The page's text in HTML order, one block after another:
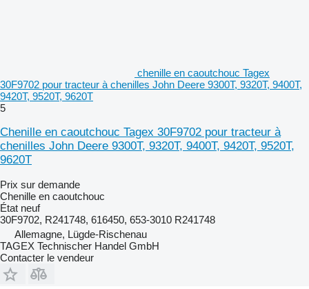
chenille en caoutchouc Tagex
30F9702 pour tracteur à chenilles John Deere 9300T, 9320T, 9400T,
9420T, 9520T, 9620T
5
Chenille en caoutchouc Tagex 30F9702 pour tracteur à
chenilles John Deere 9300T, 9320T, 9400T, 9420T, 9520T,
9620T
Prix sur demande
Chenille en caoutchouc
État neuf
30F9702, R241748, 616450, 653-3010 R241748
Allemagne, Lügde-Rischenau
TAGEX Technischer Handel GmbH
Contacter le vendeur